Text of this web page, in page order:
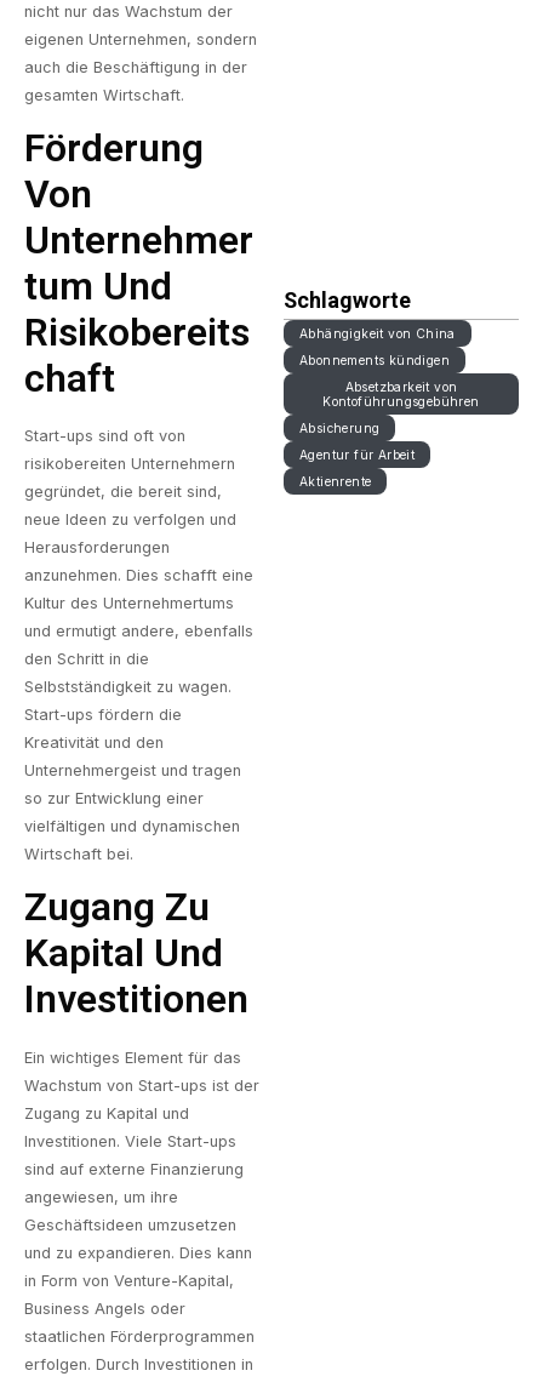
nicht nur das Wachstum der
eigenen Unternehmen, sondern
auch die Beschäftigung in der
gesamten Wirtschaft.
Förderung
Von
Unternehmer
Tum Und
Risikobereits
Chaft
Start-ups sind oft von
risikobereiten Unternehmern
gegründet, die bereit sind,
neue Ideen zu verfolgen und
Herausforderungen
anzunehmen. Dies schafft eine
Kultur des Unternehmertums
und ermutigt andere, ebenfalls
den Schritt in die
Selbstständigkeit zu wagen.
Start-ups fördern die
Kreativität und den
Unternehmergeist und tragen
so zur Entwicklung einer
vielfältigen und dynamischen
Wirtschaft bei.
Zugang Zu
Kapital Und
Investitionen
Ein wichtiges Element für das
Wachstum von Start-ups ist der
Zugang zu Kapital und
Investitionen. Viele Start-ups
sind auf externe Finanzierung
angewiesen, um ihre
Geschäftsideen umzusetzen
und zu expandieren. Dies kann
in Form von Venture-Kapital,
Business Angels oder
staatlichen Förderprogrammen
erfolgen. Durch Investitionen in
Schlagworte
Abhängigkeit von China
Abonnements kündigen
Absetzbarkeit von
Kontoführungsgebühren
Absicherung
Agentur für Arbeit
Aktienrente